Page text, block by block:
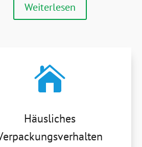
Weiterlesen

Häusliches